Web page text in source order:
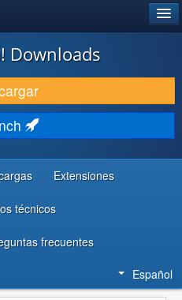
Downloads
Extensiones
técnicos
frecuentes
Español